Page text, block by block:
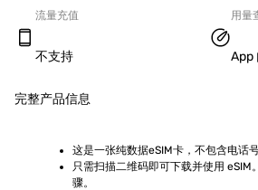
流量充值
不支持
用量
App
完整产品信息
这是一张纯数据eSIM卡，不包含电话号
只需扫描二维码即可下载并使用 eSIM
骤。